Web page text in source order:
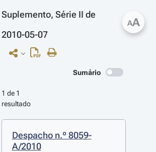
Suplemento, Série II de
2010-05-07
Sumário
1 de 1
resultado
Despacho n.º 8059-
A/2010
AA